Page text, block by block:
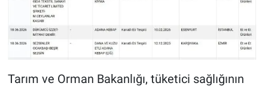
Tarım ve Orman Bakanlığı, tüketici sağlığının